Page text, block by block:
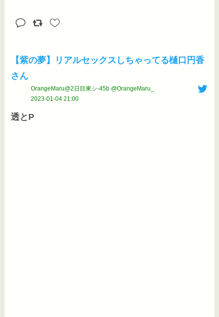
【紫の夢】リアルセックスしちゃってる樋口円香
さん
OrangeMaru@2日目東シ-45b @OrangeMaru_
2023-01-04 21:00
透とP